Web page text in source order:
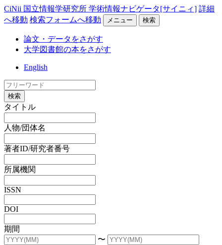
CiNii 国立情報学研究所 学術情報ナビゲータ[サイニィ] 詳細
へ移動 検索フォームへ移動 メニュー 検索
論文・データをさがす
大学図書館の本をさがす
English
検索
タイトル
人物/団体名
著者ID/研究者番号
所属機関
ISSN
DOI
期間
〜